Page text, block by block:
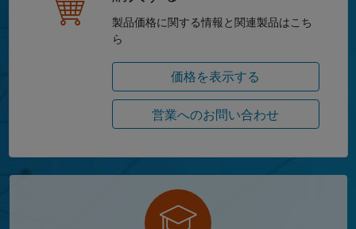
製品価格に関する情報と関連製品はこち
ら
価格を表示する
営業へのお問い合わせ